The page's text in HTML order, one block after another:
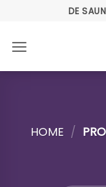
inhoud
DE
HOME /